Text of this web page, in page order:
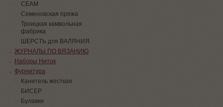
СЕАМ
Семеновская пряжа
Троицкая камвольная
фабрика
ШЕРСТЬ для ВАЛЯНИЯ
ЖУРНАЛЫ ПО ВЯЗАНИЮ
Наборы Ниток
Фурнитура
Канитель жесткая
БИСЕР
Булавки